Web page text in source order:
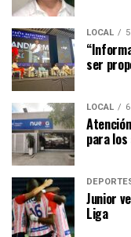
LOCAL
ser
LOCAL
para los
Junior
Liga